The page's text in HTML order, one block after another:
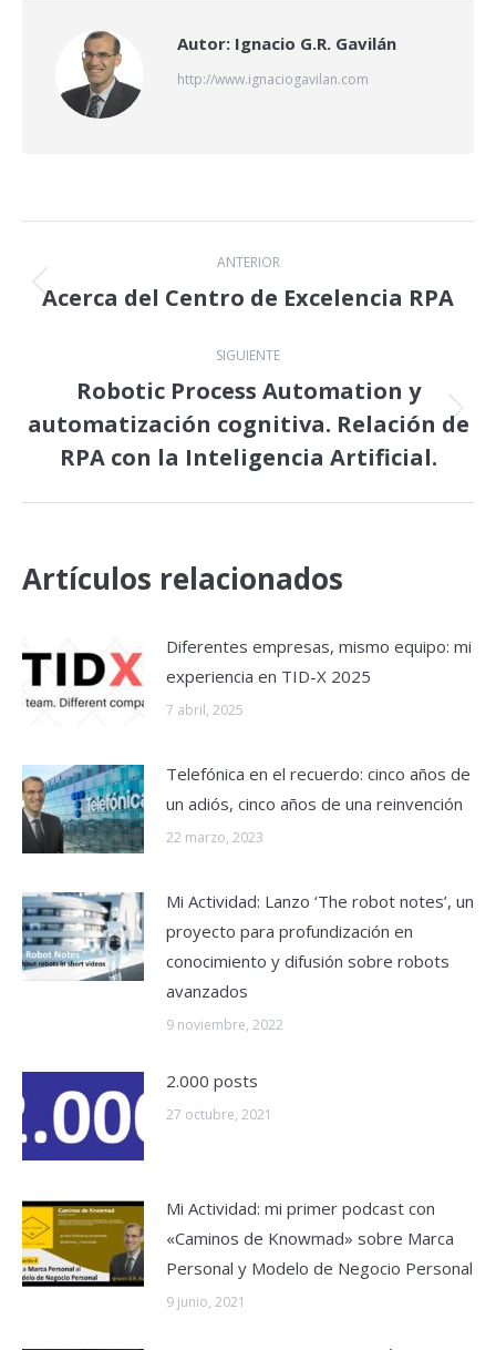
Autor: Ignacio G.R. Gavilán
http://www.ignaciogavilan.com
Navegación
entre
publicaciones
ANTERIOR
Publicación
Acerca del Centro de Excelencia RPA
SIGUIENTE
Publicación
siguiente:
Robotic Process Automation y
automatización cognitiva. Relación de
RPA con la Inteligencia Artificial.
Artículos relacionados
Diferentes empresas, mismo equipo: mi
experiencia en TID-X 2025
7 abril, 2025
Telefónica en el recuerdo: cinco años de
un adiós, cinco años de una reinvención
22 marzo, 2023
Mi Actividad: Lanzo ‘The robot notes’, un
proyecto para profundización en
conocimiento y difusión sobre robots
avanzados
9 noviembre, 2022
2.000 posts
27 octubre, 2021
Mi Actividad: mi primer podcast con
«Caminos de Knowmad» sobre Marca
Personal y Modelo de Negocio Personal
9 junio, 2021